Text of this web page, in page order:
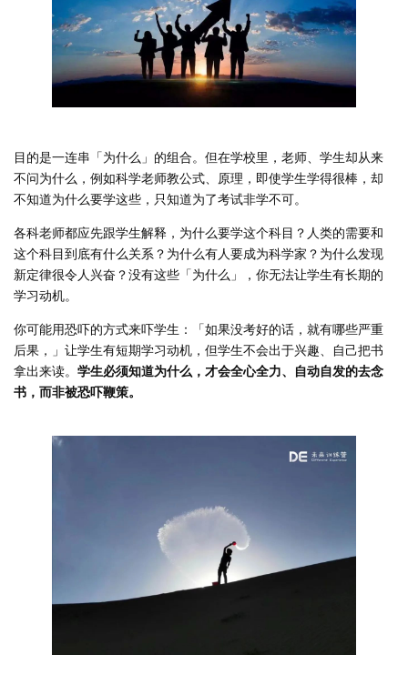
目的是一连串「为什么」的组合。但在学校里，老师、学生却从来
不问为什么，例如科学老师教公式、原理，即使学生学得很棒，却
不知道为什么要学这些，只知道为了考试非学不可。
各科老师都应先跟学生解释，为什么要学这个科目？人类的需要和
这个科目到底有什么关系？为什么有人要成为科学家？为什么发现
新定律很令人兴奋？没有这些「为什么」，你无法让学生有长期的
学习动机。
你可能用恐吓的方式来吓学生：「如果没考好的话，就有哪些严重
后果，」让学生有短期学习动机，但学生不会出于兴趣、自己把书
拿出来读。 学生必须知道为什么，才会全心全力、自动自发的去念
书，而非被恐吓鞭策。